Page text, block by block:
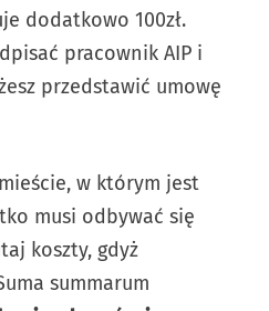
dodatkowo 100zł.
pracownik AIP i
przedstawić umowę
w którym jest
musi odbywać się
koszty, gdyż
summarum